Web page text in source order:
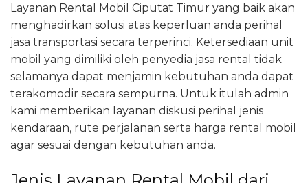
Layanan Rental Mobil Ciputat Timur yang baik akan
menghadirkan solusi atas keperluan anda perihal
jasa transportasi secara terperinci. Ketersediaan unit
mobil yang dimiliki oleh penyedia jasa rental tidak
selamanya dapat menjamin kebutuhan anda dapat
terakomodir secara sempurna. Untuk itulah admin
kami memberikan layanan diskusi perihal jenis
kendaraan, rute perjalanan serta harga rental mobil
agar sesuai dengan kebutuhan anda.